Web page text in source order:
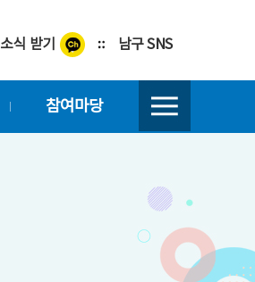
식 받기 남구 SNS
참여마당